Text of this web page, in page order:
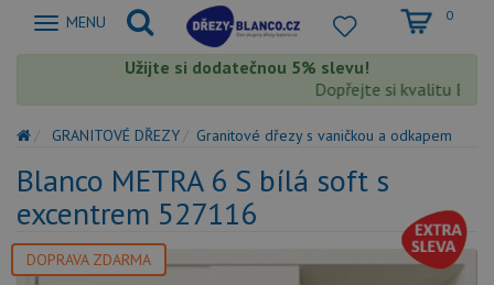
Zobrazit
MENU 0
Užijte si dodatečnou 5% slevu!
Dopřejte si kvalitu
GRANITOVÉ DŘEZY Granitové dřezy s vaničkou a odkapem
Blanco METRA 6 S bílá soft s
excentrem 527116
DOPRAVA ZDARMA